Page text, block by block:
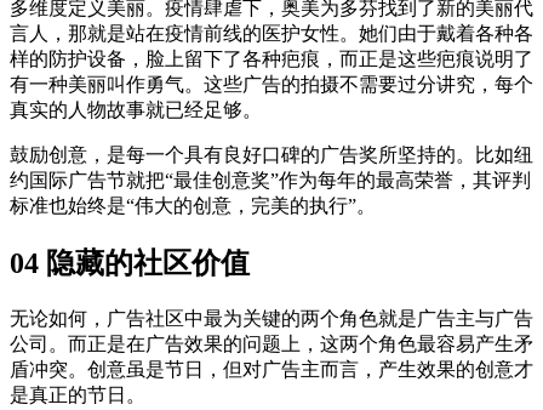
多维度定义美丽。疫情肆虐下，奥美为多芬找到了新的美丽代
言人，那就是站在疫情前线的医护女性。她们由于戴着各种各
样的防护设备，脸上留下了各种疤痕，而正是这些疤痕说明了
有一种美丽叫作勇气。这些广告的拍摄不需要过分讲究，每个
真实的人物故事就已经足够。
鼓励创意，是每一个具有良好口碑的广告奖所坚持的。比如纽
约国际广告节就把“最佳创意奖”作为每年的最高荣誉，其评判
标准也始终是“伟大的创意，完美的执行”。
04 隐藏的社区价值
无论如何，广告社区中最为关键的两个角色就是广告主与广告
公司。而正是在广告效果的问题上，这两个角色最容易产生矛
盾冲突。创意虽是节日，但对广告主而言，产生效果的创意才
是真正的节日。